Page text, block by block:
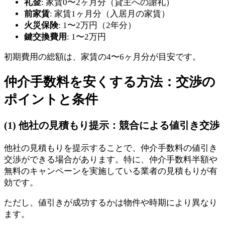
礼金: 家賃0〜2ヶ月分（貸主への謝礼）
前家賃: 家賃1ヶ月分（入居月の家賃）
火災保険: 1〜2万円（2年分）
鍵交換費用 : 1〜2万円
初期費用の総額は、家賃の4〜6ヶ月分が目安です。
仲介手数料を安くする方法：交渉の
ポイントと条件
(1) 他社の見積もり提示：競合による値引き交渉
他社の見積もりを提示することで、仲介手数料の値引き
交渉ができる場合があります。特に、仲介手数料半額や
無料のキャンペーンを実施している業者の見積もりが有
効です。
ただし、値引きが成功するかは物件や時期により異なり
ます。